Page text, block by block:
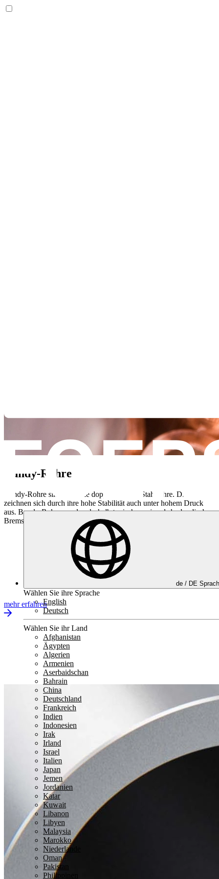
de / DE
Wählen Sie ihre Sprache
English
Deutsch
Wählen Sie ihr Land
Afghanistan
Ägypten
Algerien
Armenien
Aserbaidschan
Bahrain
China
Deutschland
Frankreich
Indien
Indonesien
Irak
Irland
Israel
Italien
Japan
Jemen
Jordanien
Katar
Kuwait
Libanon
Libyen
Malaysia
Marokko
Niederlande
Oman
Pakistan
Philippinen
Bundy-Rohre
Bundy-Rohre sind spezielle doppelwandige Stahlrohre. Diese
zeichnen sich durch ihre hohe Stabilität auch unter hohem Druck
aus. Bundy-Rohre werden deshalb typischerweise als hydraulische
Bremsleitung in der Automobilindustrie eingesetzt
mehr erfahren